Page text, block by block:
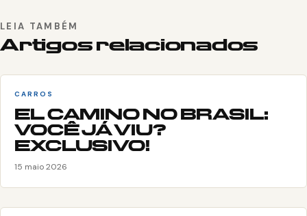
LEIA TAMBÉM
Artigos relacionados
CARROS
EL CAMINO NO BRASIL:
VOCÊ JÁ VIU?
EXCLUSIVO!
15 maio 2026